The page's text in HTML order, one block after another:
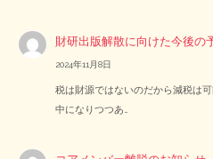
財研出版解散に向けた今後の
2024年11月8日
税は財源ではないのだから減税は
中になりつつあ…